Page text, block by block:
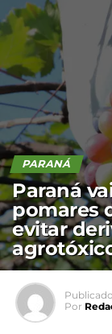
PARANÁ
Paraná
pomares
evitar
Publicado
Por